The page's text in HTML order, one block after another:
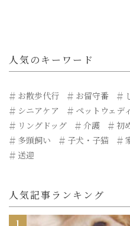
人気のキーワード
お散歩代行 お留守番
シニアケア
ペットウェデ
リングドッグ
介護
初
多頭飼い
子犬・子猫
送迎
人気記事ランキング